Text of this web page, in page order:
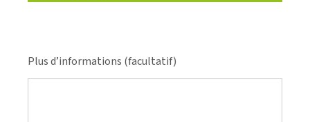
Plus d’informations (facultatif)